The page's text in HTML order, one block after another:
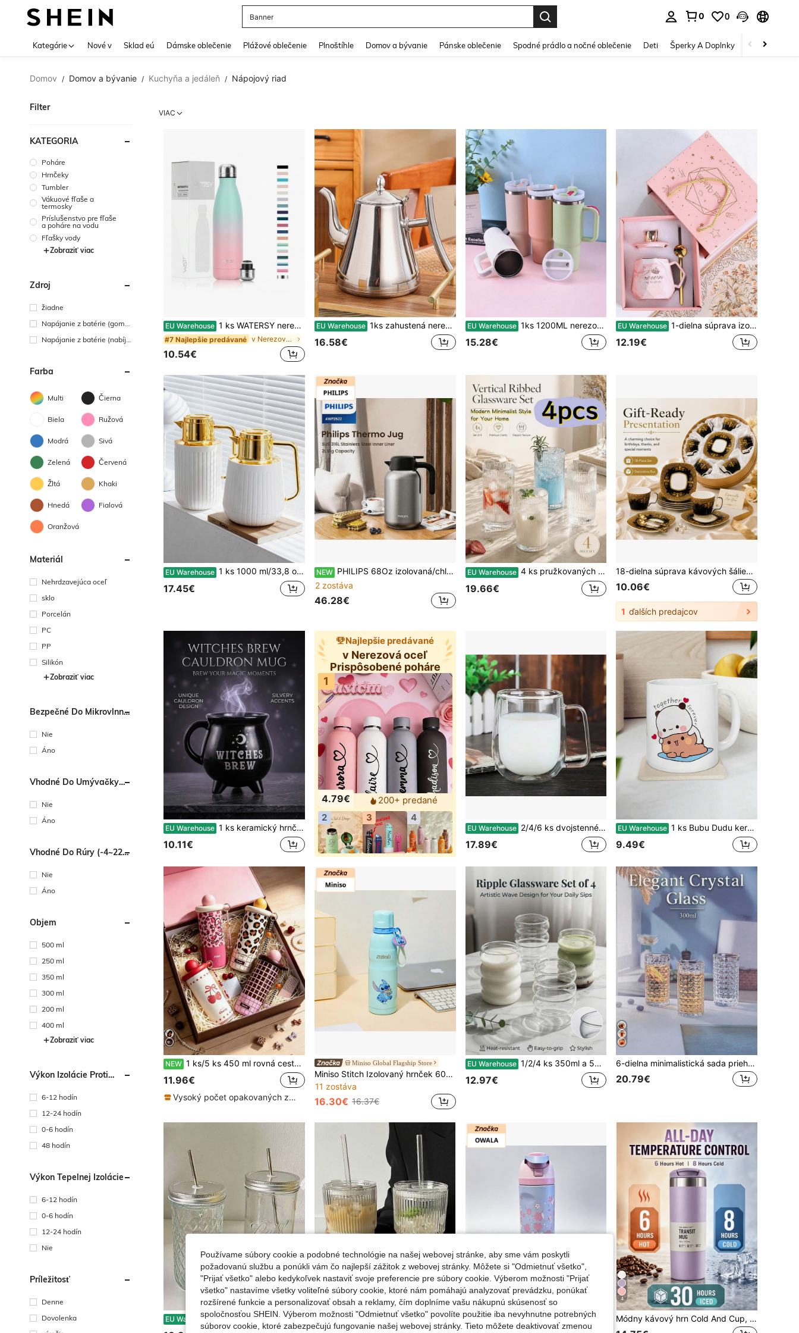
Banner
0 0
Kategórie Nové v Sklad eú Dámske oblečenie Plážové oblečenie Plnoštíhle Domov a bývanie Pánske oblečenie Spodné prádlo a nočné oblečenie Deti Šperky A Doplnky Krása a
Domov / Domov a bývanie / Kuchyňa a jedáleň / Nápojový riad
Filter
KATEGÓRIA
Poháre
Hrnčeky
Tumbler
Vákuové fľaše a
termosky
Príslušenstvo pre fľaše
a poháre na vodu
Fľašky vody
Zobraziť viac
Zdroj
žiadne
Napájanie z batérie (gombí
Napájanie z batérie (nabíja
Farba
Multi Čierna
Biela Ružová
Modrá Sivá
Zelená Červená
Žltá Khaki
Hnedá Fialová
Oranžová
Materiál
Nehrdzavejúca oceľ
sklo
Porcelán
PC
PP
Silikón
Zobraziť viac
Bezpečné Do Mikrovlnnej
Nie
Áno
Vhodné Do Umývačky
Nie
Áno
Vhodné Do Rúry (-4~220
Nie
Áno
Objem
500 ml
250 ml
350 ml
300 ml
200 ml
400 ml
Zobraziť viac
Výkon Izolácie Proti
6-12 hodín
12-24 hodín
0-6 hodín
48 hodín
Výkon Tepelnej Izolácie
6-12 hodín
0-6 hodín
12-24 hodín
Nie
Príležitosť
Denne
Dovolenka
VIAC
EU Warehouse 1 ks WATERSY nerezová izolovaná fľaša na vodu, dvojstenná kovová vákuová termoska, udrží 24 hodín studenú a 12 hodín teplú, termoská kovová športová fľaša 500 ml na vonkajšie použitie, do práce, posilňovne, školy
#7 Najlepšie predávané v Nerezová oceľ Fľaše na vodu
10.54€
EU Warehouse 1ks zahustená nerezová oceľová pískacia kanvica na čaj, kuchynské a domáce dekorácie do obývačky, jedálne, kanvice na čaj, kanvice na kávu, kanvice na studenú vodu, kanvice s filtrom, vhodné na čaj, kávu, mlieko, ovocné šťavy, vonkajšie, na svadbu, párty, darček, narodeniny, výročie, obedové boxy, bento boxy, späť do školy
16.58€
EU Warehouse 1ks 1200ML nerezová dvojstenná vákuovo izolovaná športová fľaša, kapacita 40 OZ, prášková povrchová úprava, vonkajší pohár, dodáva sa s 1 PP slamkou, použiteľná na párty darčeky, príslušenstvo ako kefa na fľaše, slamka, silikónová podložka je možné zakúpiť samostatne
15.28€
EU Warehouse 1-dielna súprava izolovaného hrnca s mramorovým vzorom s darčekovou krabičkou – ručne vyrobený darček kávového hrnca (termo kávový/cestovný hrnček)
12.19€
EU Warehouse 1 ks 1000 ml/33,8 oz vákuovo izolovaná fľaša, minimalistický pozlátený dizajn, tlačidlový výpust, sklenená vložka, vhodné na kávu, nevyhnutnosť pre návrat do školy
17.45€
NEW PHILIPS 68Oz izolovaná/chladiaca kávová kanvica, vylepšená kanvica na teplé nápoje, izolovaná kanvica z nehrdzavejúcej ocele, vhodná na kávu, horúcu vodu, čaj, teplé nápoje, 24h vákuová izolácia
2 zostáva
46.28€
EU Warehouse 4 ks pružkovaných sklenených pohárov, vintage poháre na vodu, nápoje, kávu a džus, poháre na studené nápoje, žáruvzdorné sklenené poháre, vhodné na každodenné pitie, stretnutia, párty s priateľmi, školské fľaše na vodu, krásne kávové poháre, opakovane použiteľné poháre na vodu, halloweensky dekorácie, položky s dopravou zdarma, čerešňa, saudský národný deň, darčeky k narodeninám, jeseň
19.66€
18-dielna súprava kávových šáliek a podšáliek v čiernej a zlatej klasickej štýle, tenký porcelánový čajový servis pre 6 osôb, elegantná darčeková krabica na popoludňajší čaj
10.06€
1 ďalších predajcov
EU Warehouse 1 ks keramický hrnček na kávu Witch Brewing Coffee – veľká kapacita 13,53 oz, vhodný na kávu, čaj a vytváranie jedinečnej halloweenskej atmosféry, umývateľný v umývačke, opakovane použiteľný multifunkčný hrnček na nápoje, vyrobený z keramiky (sada 1 ks), kávový hrnček, kávová šálka
10.11€
Najlepšie predávané
v Nerezová oceľ
Prispôsobené poháre
1
4.79€
200+ predané
2
3 4
EU Warehouse 2/4/6 ks dvojstenné sklenené kávové šálky – transparentné tepelnoustívne sklenené kávové šálky – s rúčkou – priehľadné – vhodné na mliečny čaj – cappuccino – čajové vrecúška – horúce a studené nápoje
17.89€
EU Warehouse 1 ks Bubu Dudu keramický hrnček na kávu - 335 ml opakovane použiteľný originálny hrnček, prateľný v práčke, materiál, viacúčelový dizajn s medvedíkom navždy, perfektný darček pre páry, veľkonočný hrnček pre manželku, manžela na Vianoce, Valentína, narodeniny a sviatky, hrnček na čaj, pre priateľa a priateľku, letný a zimný riad na pitie, ideálny pre ženu, sestru, kamarátku, šéfa, zamestnanca a kolegu, skvelý kancelársky hrnček.
9.49€
NEW 1 ks/5 ks 450 ml rovná cestovná hrňáčka z nehrdzavejúcej ocele s vakuovou izoláciou, dvojitý dizajn s ružovým leopardím kvetinovým a mriežkovým motívom, guľováátoátoátoátoátoátoátoátoátoátoátoátoátoátoátoátoátoátoátoátoátoátoátoátoátoátoátoátoátoátoátoátoátoátoátoátoátoátoátoátoátoátoátoátoátoátoátoátoátoátoátoátoátoátoátoátoátoátoátoátoátoátoátoátoátoátoátoátoátoátoátoátoátoátoátoátoátoátoátoátoátoátoátoátoátoátoátoátoátoátoátoátoátoátoátoátoátoátoátoátoátoátoátoátoátoátoátoátoátoátoátoátoátoátoátoátoátoátoátoátoátoátoátoátoátoátoátoátoátoátoátoátoátoátoátoátoátoátoátoátoátoátoátoátoátoátoátoátoátoátoátoátoátoátoátoátoátoátoátoátoátoátoátoátoátoátoátoátoátoátoátoátoátoátoátoátoátoátoátoátoátoátoátoátoátoátoátoátoátoátoátoátoátoátoátoátoátoátoátoátoátoátoátoátoátoátoátoátoátoátoátoátoátoátoátoátoátoátoátoátoátoátoátoáto
11.96€
Vysoký počet opakovaných zákazníkov
Miniso Global Flagship Store
Miniso Stitch Izolovaný hrnček 600 ml - Nepriepustná fľaša na teplú a studenú vodu s prenosnou šnúrkou do školy a na ďalšie účely
11 zostáva
16.30€ 16.37€
EU Warehouse 1/2/4 ks 350ml a 500ml sklenený pohár, špirálový pohár, pohár na Matcha, pohár na vodu, pohár na kávu, pohár z vysoko borosilikátového skla, vhodný na ľadovú kávu, nápoje, džúsy, Matcha, mlieko, skvelý ako darček do školy a domáce použitie v zime a v lete
12.97€
6-dielna minimalistická sada priehľadných sklenených pohárov na vodu, vhodná na domáce použitie, šálky na kávu, džús, whisky, rovné textúrované poháre na nápoje, k dispozícii vo viacerých veľkostiach, šálky na párty stôl.
20.79€
EU Warehouse 700ml/650ml sklenená nádoba Mason a diamantový pohár, vysoko priehľadný sklenený pohár + nepriepustné viečko + slamka z nehrdzavejúcej ocele, vhodné na bublinkový čaj, džús, kávu, ľadové nápoje, široké hrdlo pre jednoduché dolievanie/boba, veľká kapacita, skvelý darček pre priateľov, milencov, Nový rok, Halloween 1 sada pružkovaného skleneného pohára so slamkou a vekom, prenosný minimalistický štýl pohára na vodu, vertikálne pružkovaný sklenený pohár, vysokokvalitný pohár na kávu a džus, multifunkčný nádobový dekontejner na nápoje, ideálny do domácnosti, kancelárie, na pláž a rôzne oslavy, vhodný na kávu, čaj, whisky, mlieko, iced americano a latte, estetický
#1 Najlepšie predávané v Vymazať Poháre
NEW Owala 24oz Fruit Cup, veľmi atraktívny izolovaný tumbler z nehrdzavejúcej ocele, prenosná outdoor fľaša na vodu s vysúvacím uzáverom, športová fľaša na vodu s brčkou, vhodná na šport, cestovanie a školské športové aktivity, dobre utesnená, prenosná, s odklápacím dizajnom, ideálna na studené a horúce nápoje, kávu a mrazené nápoje
4
Módny kávový hrn Cold And Cup, cestovný termohrn z nehrdzavejúcej ocele, izolovaný, nepretečný, opakovane použiteľný s dvojitou stenou, vhodný na studené a horúce nápoje, perlivú vodu, ovocný čaj, džus, kávu, darček
Používame súbory cookie a podobné technológie na našej webovej stránke, aby sme vám poskytli
požadovanú službu a ponúkli vám čo najlepší zážitok z webovej stránky. Môžete si "Odmietnuť všetko",
"Prijať všetko" alebo kedykoľvek nastaviť svoje preferencie pre súbory cookie. Výberom možnosti "Prijať
všetko" nastavíme všetky voliteľné súbory cookie, ktoré nám pomáhajú analyzovať prevádzku, ponúkať
rozšírené funkcie a personalizovať obsah a reklamy, čím doplníme vašu nákupnú skúsenosť so
spoločnosťou SHEIN. Výberom možnosti "Odmietnuť všetko" povolíte použitie iba nevyhnutne potrebných
súborov cookie, ktoré zabezpečujú fungovanie našej webovej stránky. Tieto môžete deaktivovať zmenou